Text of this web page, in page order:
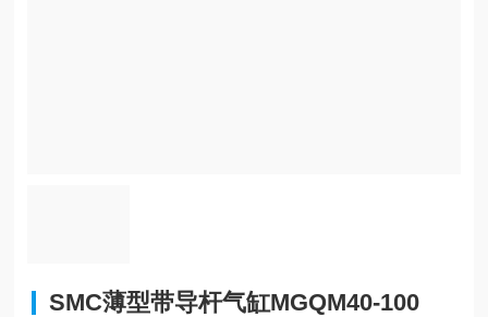
SMC薄型带导杆气缸MGQM40-100